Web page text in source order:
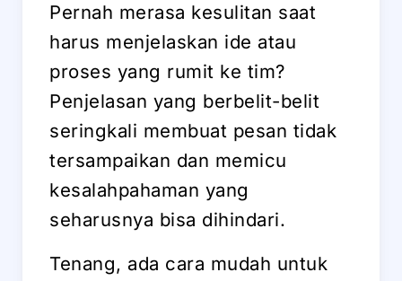
Pernah merasa kesulitan saat
harus menjelaskan ide atau
proses yang rumit ke tim?
Penjelasan yang berbelit-belit
seringkali membuat pesan tidak
tersampaikan dan memicu
kesalahpahaman yang
seharusnya bisa dihindari.
Tenang, ada cara mudah untuk